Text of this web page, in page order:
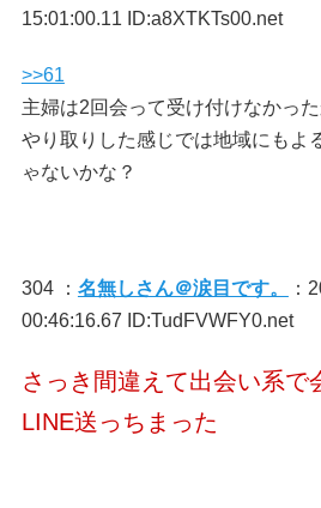
15:01:00.11 ID:a8XTKTs00.net
>>61
主婦は2回会って受け付けなかっ
やり取りした感じでは地域にもよ
ゃないかな？
304 ： 名無しさん＠涙目です。
：
00:46:16.67 ID:TudFVWFY0.net
さっき間違えて出会い系で
LINE送っちまった